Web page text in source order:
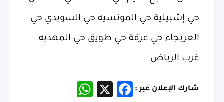
حي إشبيلية حي المونسيه حي السويدي حي
العريجاء حي عرقة حي طويق حي المهديه
غرب الرياض
شارك الإعلان عبر : Facebook
X
WhatsApp